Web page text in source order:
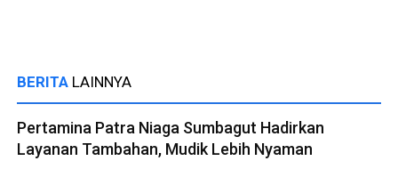
BERITA LAINNYA
Pertamina Patra Niaga Sumbagut Hadirkan
Layanan Tambahan, Mudik Lebih Nyaman